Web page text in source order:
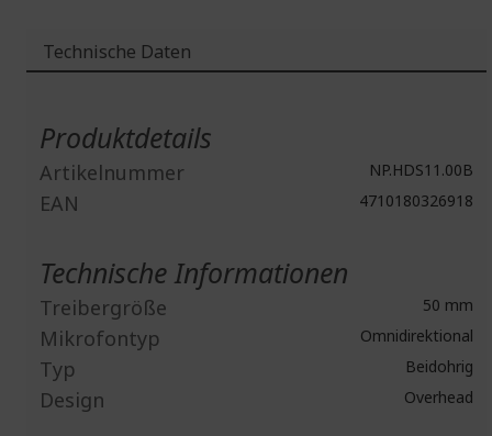
Technische Daten
Produktdetails
Artikelnummer NP.HDS11.00B
EAN 4710180326918
Technische Informationen
Treibergröße 50 mm
Mikrofontyp Omnidirektional
Typ Beidohrig
Design Overhead